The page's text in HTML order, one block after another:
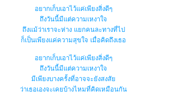
อยากเก็บเอาไว้แค่เพียงสิ่งดีๆ
ถึงวันนี้มีแต่ความเหงาใจ
ถึงแม้ว่าเราจะห่าง แยกคนละทางที่ไป
ก็เป็นเพียงแค่ความสุขใจ เมื่อคิดถึงเธอ
อยากเก็บเอาไว้แค่เพียงสิ่งดีๆ
ถึงวันนี้มีแต่ความเหงาใจ
มีเพียงบางครั้งที่อาจจะยังสงสั
ว่าเธอเองจะเคยบ้างไหมที่คิดเหมือนกัน